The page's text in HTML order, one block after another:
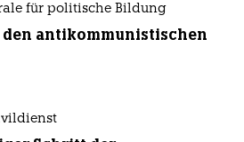
für politische Bildung
den antikommunistischen